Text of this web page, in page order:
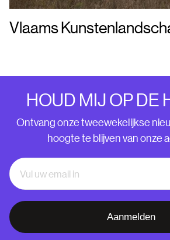
Vlaams
HOUD MIJ OP DE
Ontvang onze tweewekelijkse
hoogte te blijven van onze
Aanmelden